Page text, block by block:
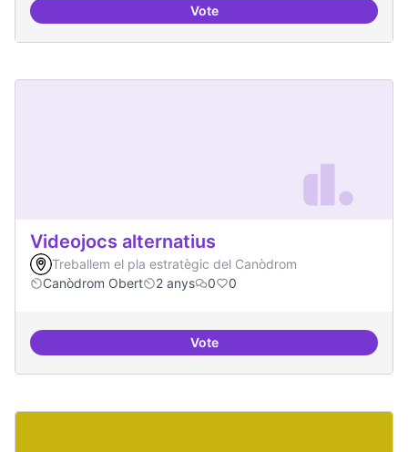
VoteXarxa internacional d'ateneus -
Videojocs alternatius
Treballem el pla estratègic del Canòdrom
Canòdrom Obert
2 anys 0 0
VoteVideojocs alternatius